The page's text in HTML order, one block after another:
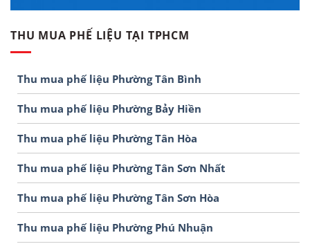
THU MUA PHẾ LIỆU TẠI TPHCM
Thu mua phế liệu Phường Tân Bình
Thu mua phế liệu Phường Bảy Hiền
Thu mua phế liệu Phường Tân Hòa
Thu mua phế liệu Phường Tân Sơn Nhất
Thu mua phế liệu Phường Tân Sơn Hòa
Thu mua phế liệu Phường Phú Nhuận